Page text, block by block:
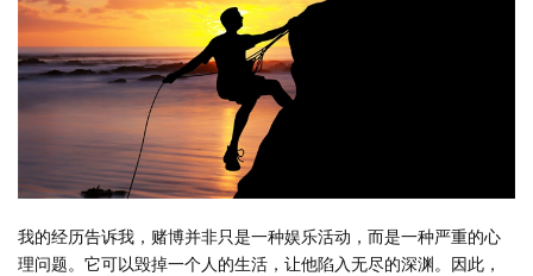
我的经历告诉我，赌博并非只是一种娱乐活动，而是一种严重的心
理问题。它可以毁掉一个人的生活，让他陷入无尽的深渊。因此，